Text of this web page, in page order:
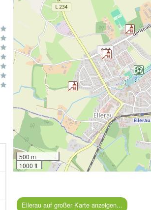
500 m
1000 ft
Ellerau auf großer Karte anzeigen...